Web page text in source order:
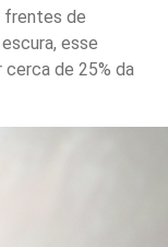
frentes de
esse
de 25% da